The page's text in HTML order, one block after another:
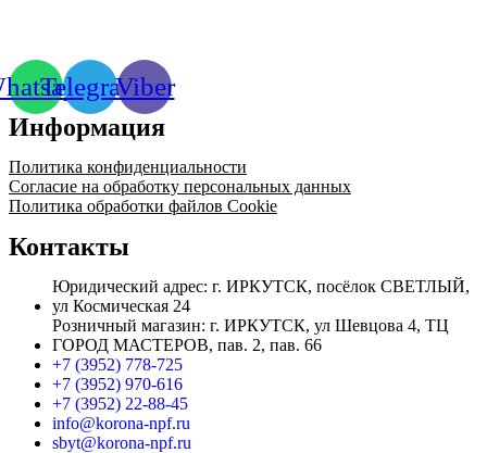
TelegramViber
Информация
Политика конфиденциальности
Согласие на обработку персональных данных
Политика обработки файлов Cookie
Контакты
Юридический адрес: г. ИРКУТСК, посёлок СВЕТЛЫЙ,
ул Космическая 24
Розничный магазин: г. ИРКУТСК, ул Шевцова 4, ТЦ
ГОРОД МАСТЕРОВ, пав. 2, пав. 66
+7 (3952) 778-725
+7 (3952) 970-616
+7 (3952) 22-88-45
info@korona-npf.ru
sbyt@korona-npf.ru